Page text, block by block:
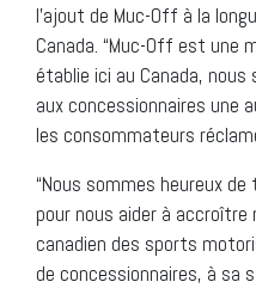
l’ajout de Muc-Off à la
Canada. “Muc-Off est une
établie ici au Canada,
aux concessionnaires une
les consommateurs
“Nous sommes heureux
pour nous aider à
canadien des sports
de concessionnaires, à sa